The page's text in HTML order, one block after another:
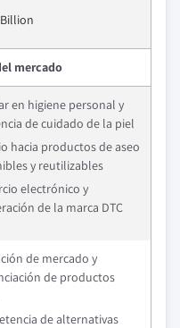
Billion
mercado
en higiene personal y
de cuidado de la piel
hacia productos de aseo
y reutilizables
electrónico y
de la marca DTC
de mercado y
de productos
de alternativas